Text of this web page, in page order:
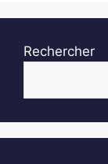
Rechercher